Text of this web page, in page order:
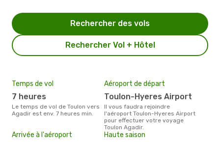
Rechercher Vol + Hôtel
Rechercher des vols
Temps de vol
7 heures
Le temps de vol de Toulon vers
Agadir est env. 7 heures min.
Aéroport de départ
Toulon-Hyeres Airport
Il vous faudra rejoindre
l'aéroport Toulon-Hyeres Airport
pour effectuer votre voyage
Toulon Agadir.
Arrivée à l'aéroport Haute saison